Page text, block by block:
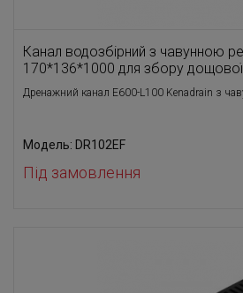
Канал водозбірний з чавунною
170*136*1000 для збору дощової
Дренажний канал E600-L100 Kenadrain з
Модель: DR102EF
Під замовлення